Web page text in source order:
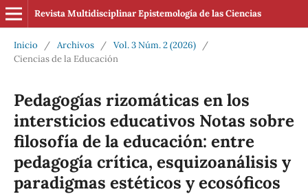
Revista Multidisciplinar Epistemología de las Ciencias
Inicio / Archivos / Vol. 3 Núm. 2 (2026)
/
Ciencias de la Educación
Pedagogías rizomáticas en los
intersticios educativos Notas sobre
filosofía de la educación: entre
pedagogía crítica, esquizoanálisis y
paradigmas estéticos y ecosóficos